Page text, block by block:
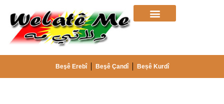
Beşê Erebî Beşê Çandî Beșê Kurdî